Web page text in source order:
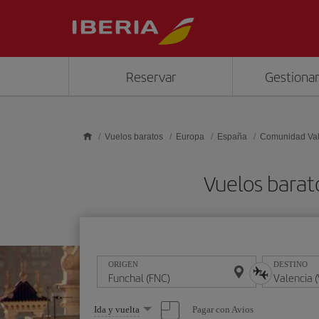
Reservar
Vuelos baratos Europa España Comunidad
Vuelos
ORIGEN DESTINO
Seleccione
Ida y vuelta Pagar con Avios